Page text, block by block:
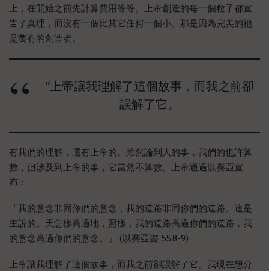
上，在開始之前先計算費用等等。上帝創造的每一個粒子都宣
告了真理，而沒有一個比其它任何一個小。那是因為完美的祂
是萬有的創造者。
“上帝讓我理解了這個故事，而我之前卻
誤解了它。
有我們的理解，還有上帝的。雖然論到人的事，我們的也許算
數，但涉及到上帝的事，它當然不算數。上帝通過以賽亞宣
布：
「我的意念非同你們的意念，我的道路非同你們的道路。這是
主說的。天怎樣高過地，照樣，我的道路高過你們的道路，我
的意念高過你們的意念。」 (以賽亞書 55:8-9)
上帝讓我理解了這個故事，而我之前卻誤解了它。我現在想分